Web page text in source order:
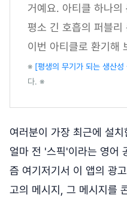
거예요. 아티클 하나의
평소 긴 호흡의 퍼블리
이번 아티클로 환기해
※ [평생의 무기가 되는 생산
다. ※
여러분이 가장 최근에 설
얼마 전 '스픽'이라는 영어
즘 여기저기서 이 앱의 광
고의 메시지, 그 메시지를